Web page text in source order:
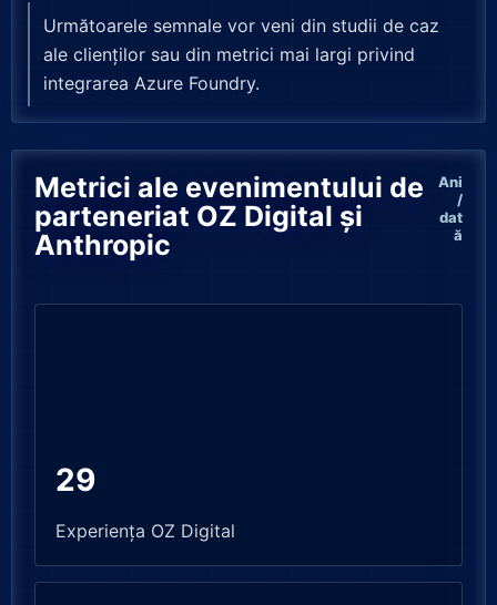
Următoarele semnale vor veni din studii de caz
ale clienților sau din metrici mai largi privind
integrarea Azure Foundry.
Metrici ale evenimentului de
parteneriat OZ Digital și
Anthropic
Ani
/
dat
ă
29
Experiența OZ Digital